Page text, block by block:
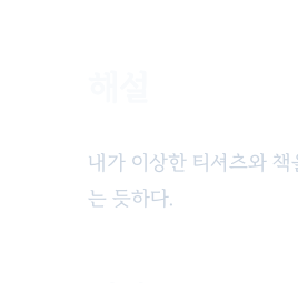
내가 이상한 티셔츠와
는 듯하다.